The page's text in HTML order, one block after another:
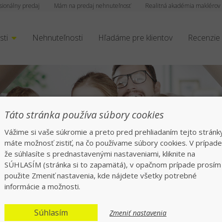
Realitná akadémia maklérov
Mám na predaj nehnuteľnosť
predaj
Nehnuteľnosti Hľadáme pre klientov Recenzie
v
spokojných klientov po celom
Táto stránka používa súbory cookies
Vážime si vaše súkromie a preto pred prehliadaním tejto
máte možnosť zistiť, na čo používame súbory cookies. V
že súhlasíte s prednastavenými nastaveniami, kliknite na
SÚHLASÍM (stránka si to zapamätá), v opačnom prípade prosím
použite Zmeniť nastavenia, kde nájdete všetky potrebné
informácie a možnosti.
Súhlasím Zmeniť nastavenia